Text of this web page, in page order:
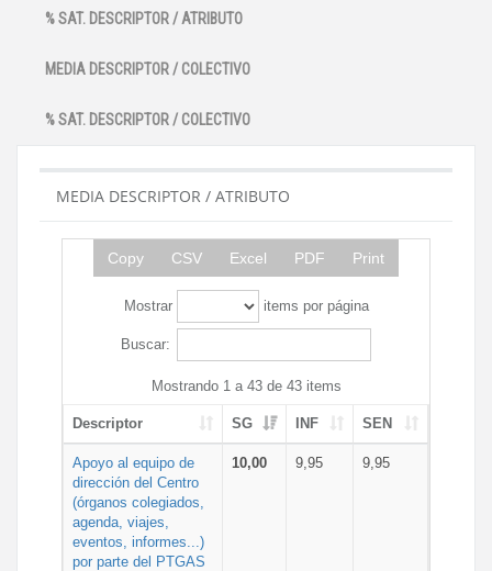
% SAT. DESCRIPTOR / ATRIBUTO
MEDIA DESCRIPTOR / COLECTIVO
% SAT. DESCRIPTOR / COLECTIVO
MEDIA DESCRIPTOR / ATRIBUTO
Copy CSV Excel PDF Print
Mostrar items por página
Buscar:
Mostrando 1 a 43 de 43 items
Descriptor SG INF SEN
Apoyo al equipo de
dirección del Centro
(órganos colegiados,
agenda, viajes,
eventos, informes...)
por parte del PTGAS
10,00 9,95 9,95